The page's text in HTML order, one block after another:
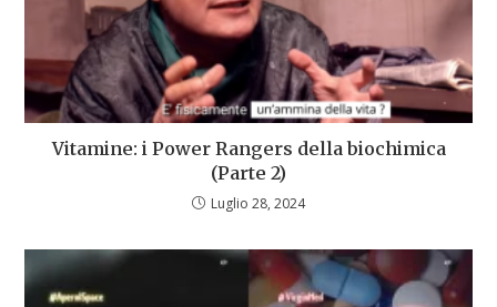
Vitamine: i Power Rangers della biochimica
(Parte 2)
Luglio 28, 2024